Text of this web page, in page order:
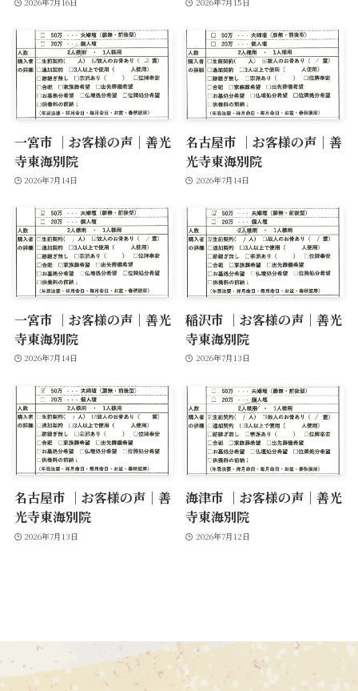
一宮市 ｜お客様の声｜善光
寺東海別院
2026年7月14日
名古屋市 ｜お客様の声｜善
光寺東海別院
2026年7月14日
一宮市 ｜お客様の声｜善光
寺東海別院
2026年7月14日
稲沢市 ｜お客様の声｜善光
寺東海別院
2026年7月13日
名古屋市 ｜お客様の声｜善
光寺東海別院
2026年7月13日
海津市 ｜お客様の声｜善光
寺東海別院
2026年7月12日